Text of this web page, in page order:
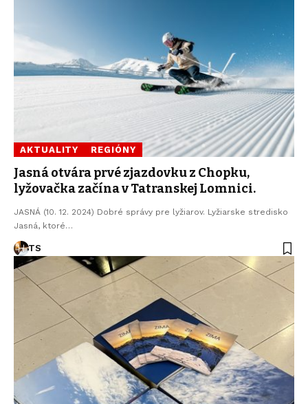
AKTUALITY REGIÓNY
Jasná otvára prvé zjazdovku z Chopku,
lyžovačka začína v Tatranskej Lomnici.
JASNÁ (10. 12. 2024) Dobré správy pre lyžiarov. Lyžiarske stredisko
Jasná, ktoré…
TS